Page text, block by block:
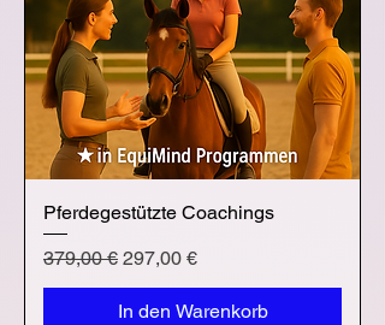
Pferdegestützte Coachings
Standardpreis
379,00 € Sale-Preis
297,00 €
In den Warenkorb